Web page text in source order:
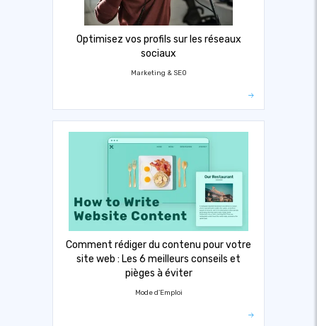
Optimisez vos profils sur les réseaux
sociaux
Marketing & SEO
Comment rédiger du contenu pour votre
site web : Les 6 meilleurs conseils et
pièges à éviter
Mode d'Emploi